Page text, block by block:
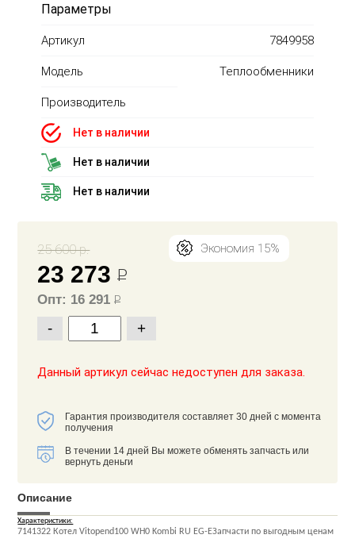
Параметры
Артикул 7849958
Модель Теплообменники
Производитель
Нет в наличии
Нет в наличии
Нет в наличии
25 600 р. Экономия 15%
23 273Р
Опт: 16 291Р
- +
Данный артикул сейчас недоступен для заказа.
Гарантия производителя составляет 30 дней с момента
получения
В течении 14 дней Вы можете обменять запчасть или
вернуть деньги
Описание
Характеристики:
7141322 Котел Vitopend100 WH0 Kombi RU EG-EЗапчасти по выгодным ценам